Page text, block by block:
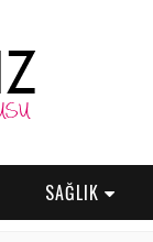
SAĞLIK